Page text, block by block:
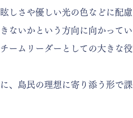
しさや優しい光の色などに配慮
ないかという方向に向かってい
ームリーダーとしての大きな役
、島民の理想に寄り添う形で課